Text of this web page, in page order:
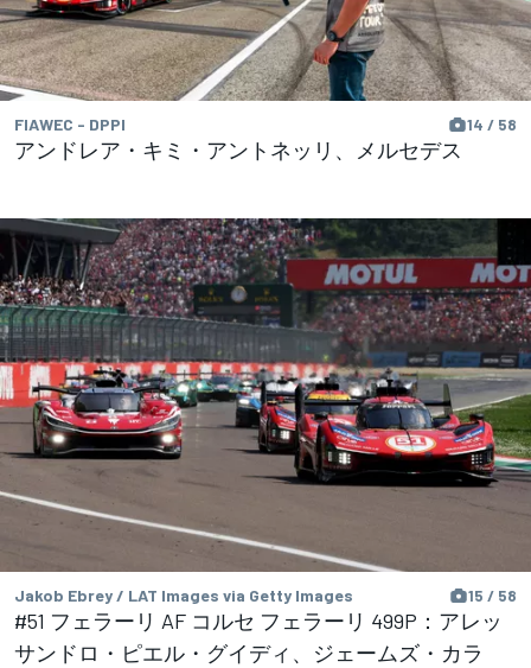
FIAWEC - DPPI 14 / 58
アンドレア・キミ・アントネッリ、メルセデス
Jakob Ebrey / LAT Images via Getty Images 15 / 58
#51 フェラーリ AF コルセ フェラーリ 499P：アレッ
サンドロ・ピエル・グイディ、ジェームズ・カラ